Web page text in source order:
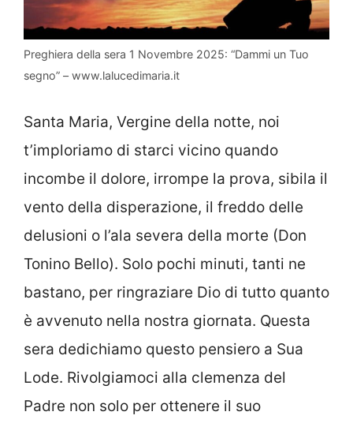
Preghiera della sera 1 Novembre 2025: “Dammi un Tuo
segno” – www.lalucedimaria.it
Santa Maria, Vergine della notte, noi
t’imploriamo di starci vicino quando
incombe il dolore, irrompe la prova, sibila il
vento della disperazione, il freddo delle
delusioni o l’ala severa della morte (Don
Tonino Bello). Solo pochi minuti, tanti ne
bastano, per ringraziare Dio di tutto quanto
è avvenuto nella nostra giornata. Questa
sera dedichiamo questo pensiero a Sua
Lode. Rivolgiamoci alla clemenza del
Padre non solo per ottenere il suo